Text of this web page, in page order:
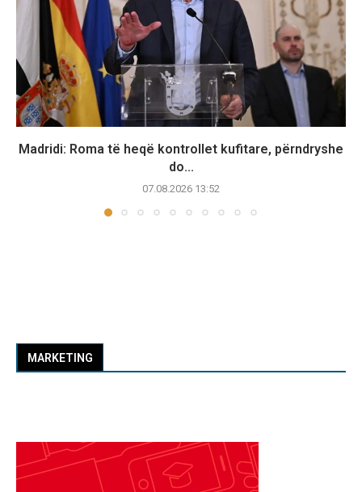
Madridi: Roma të heqë kontrollet kufitare, përndryshe
do...
07.08.2026 13:52
MARKETING